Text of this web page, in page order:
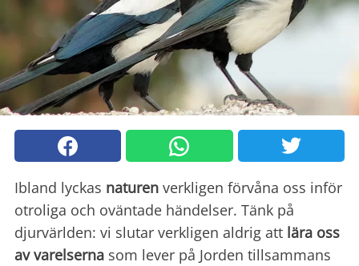
Ibland lyckas naturen verkligen förvåna oss inför
otroliga och oväntade händelser. Tänk på
djurvärlden: vi slutar verkligen aldrig att lära oss
av varelserna som lever på Jorden tillsammans